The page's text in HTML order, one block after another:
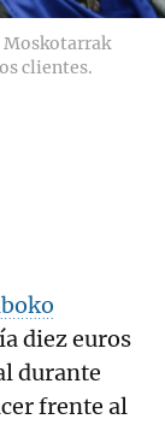
Moskotarrak
clientes.
diez euros
durante
frente al